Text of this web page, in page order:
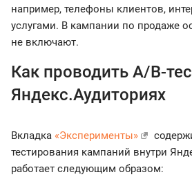
например, телефоны клиентов,
услугами. В кампании по продаже
не включают.
Как проводить A/B-
Яндекс.Аудиториях
Вкладка «Эксперименты»
тестирования кампаний внутри
работает следующим образом: